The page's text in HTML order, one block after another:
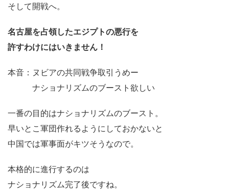
そして開戦へ。
名古屋を占領したエジプトの悪行を
許すわけにはいきません！
本音：ヌビアの共同戦争取引うめー
ナショナリズムのブースト欲しい
一番の目的はナショナリズムのブースト。
早いとこ軍団作れるようにしておかないと
中国では軍事面がキツそうなので。
本格的に進行するのは
ナショナリズム完了後ですね。